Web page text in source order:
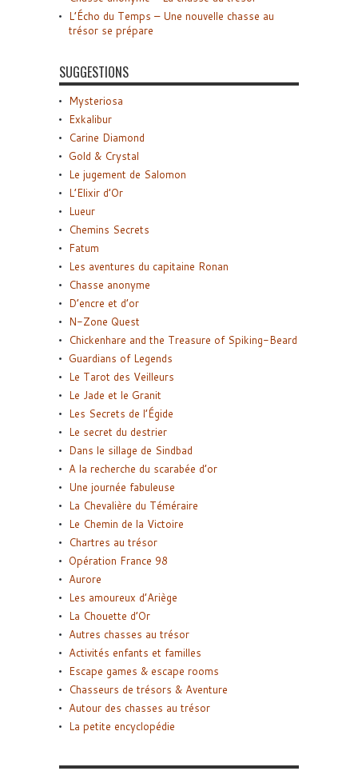
L’Écho du Temps – Une nouvelle chasse au
trésor se prépare
SUGGESTIONS
Mysteriosa
Exkalibur
Carine Diamond
Gold & Crystal
Le jugement de Salomon
L’Elixir d’Or
Lueur
Chemins Secrets
Fatum
Les aventures du capitaine Ronan
Chasse anonyme
D’encre et d’or
N-Zone Quest
Chickenhare and the Treasure of Spiking-Beard
Guardians of Legends
Le Tarot des Veilleurs
Le Jade et le Granit
Les Secrets de l’Égide
Le secret du destrier
Dans le sillage de Sindbad
A la recherche du scarabée d’or
Une journée fabuleuse
La Chevalière du Téméraire
Le Chemin de la Victoire
Chartres au trésor
Opération France 98
Aurore
Les amoureux d’Ariège
La Chouette d’Or
Autres chasses au trésor
Activités enfants et familles
Escape games & escape rooms
Chasseurs de trésors & Aventure
Autour des chasses au trésor
La petite encyclopédie